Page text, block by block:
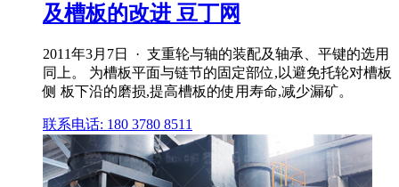
及槽板的改进 豆丁网
2011年3月7日 · 支重轮与轴的装配及轴承、平键的选用
同上。 为槽板平面与链节的固定部位,以避免托轮对槽板
侧 板下沿的磨损,提高槽板的使用寿命,减少漏矿。
联系电话: 180 3780 8511